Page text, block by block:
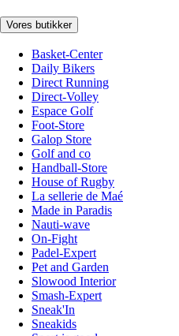
Vores butikker
Basket-Center
Daily Bikers
Direct Running
Direct-Volley
Espace Golf
Foot-Store
Galop Store
Golf and co
Handball-Store
House of Rugby
La sellerie de Maé
Made in Paradis
Nauti-wave
On-Fight
Padel-Expert
Pet and Garden
Slowood Interior
Smash-Expert
Sneak'In
Sneakids